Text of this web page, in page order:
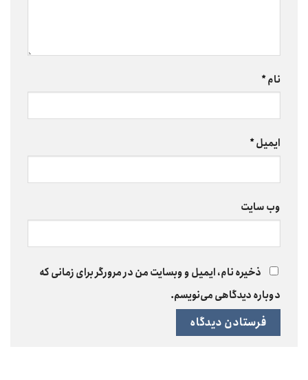
نام*
ایمیل*
وب‌ سایت
ذخیره نام، ایمیل و وبسایت من در مرورگر برای زمانی که
دوباره دیدگاهی می‌نویسم.